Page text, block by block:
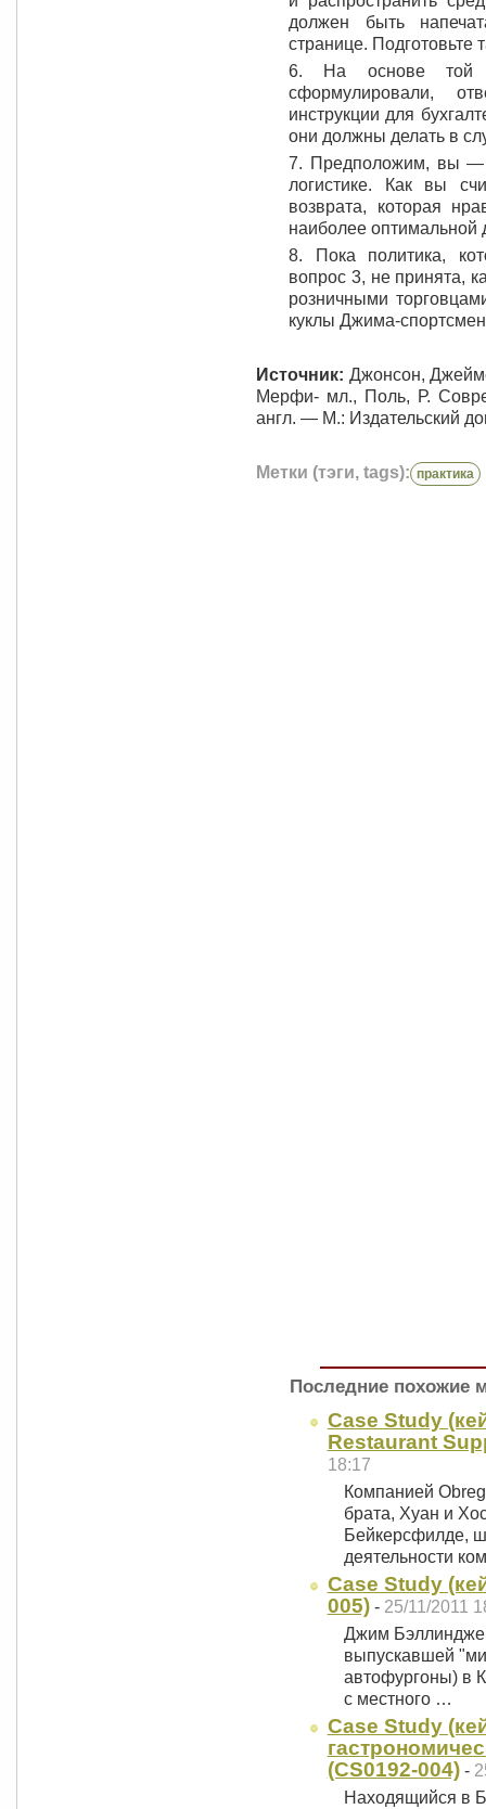
должен быть
странице. Подготовьте
6. На основе той
сформулировали,
инструкции для
они должны делать в
7. Предположим, вы —
логистике. Как вы
возврата, которая
наиболее оптимальной
8. Пока политика,
вопрос 3, не принята,
розничными
куклы Джима-
Источник: Джонсон,
Мерфи- мл., Поль, Р.
англ. — М.: Издательский
Метки (тэги, tags): практика
Последние похожие
Case Study
Restaurant
18:17
Компанией
брата, Хуан и
Бейкерсфилде,
деятельности
Case Study
005)- 25/11/2011
Джим
выпускавшей
автофургоны) в
с местного …
Case Study
(CS0192-004)-
Находящийся в